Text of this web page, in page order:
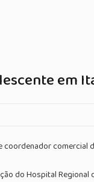
em
coordenador
do Hospital